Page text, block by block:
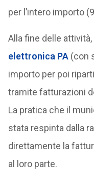
per l’intero importo
Alla fine delle
elettronica PA(con
importo per poi
tramite fatturazioni
La pratica che il
stata respinta dalla
direttamente la
al loro parte.